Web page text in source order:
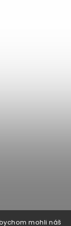
mohli náš